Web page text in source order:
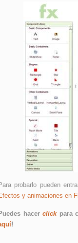
probarlo pueden
y animaciones en
hacerclickpara
!